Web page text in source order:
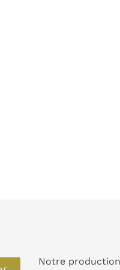
Notre